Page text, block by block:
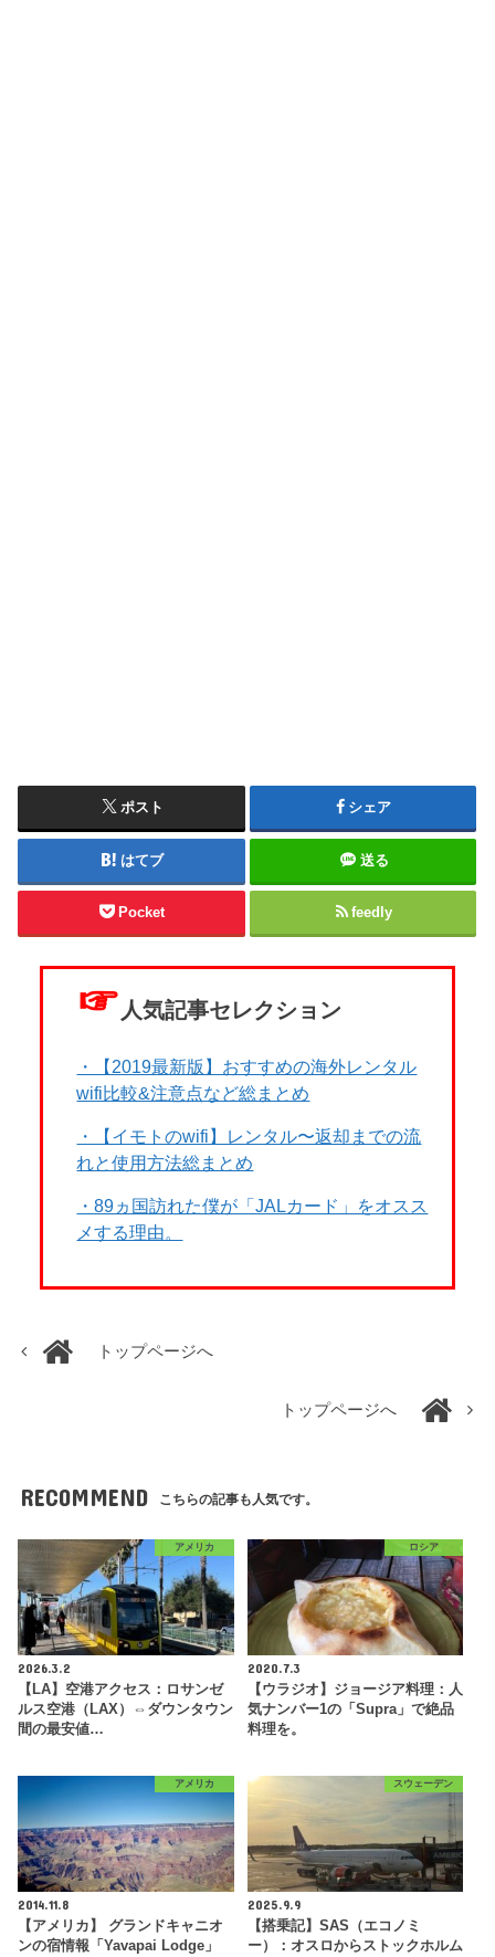
ポスト シェア
はてブ 送る
Pocket feedly
☞ 人気記事セレクション
・【2019最新版】おすすめの海外レンタル
wifi比較&注意点など総まとめ
・【イモトのwifi】レンタル〜返却までの流
れと使用方法総まとめ
・89ヵ国訪れた僕が「JALカード」をオスス
メする理由。
トップページへ
トップページへ
RECOMMEND こちらの記事も人気です。
アメリカ
2026.3.2
【LA】空港アクセス：ロサンゼ
ルス空港（LAX）⇔ダウンタウン
間の最安値…
ロシア
2020.7.3
【ウラジオ】ジョージア料理：人
気ナンバー1の「Supra」で絶品
料理を。
アメリカ
2014.11.8
【アメリカ】 グランドキャニオ
ンの宿情報「Yavapai Lodge」
スウェーデン
2025.9.9
【搭乗記】SAS（エコノミ
ー）：オスロからストックホルム